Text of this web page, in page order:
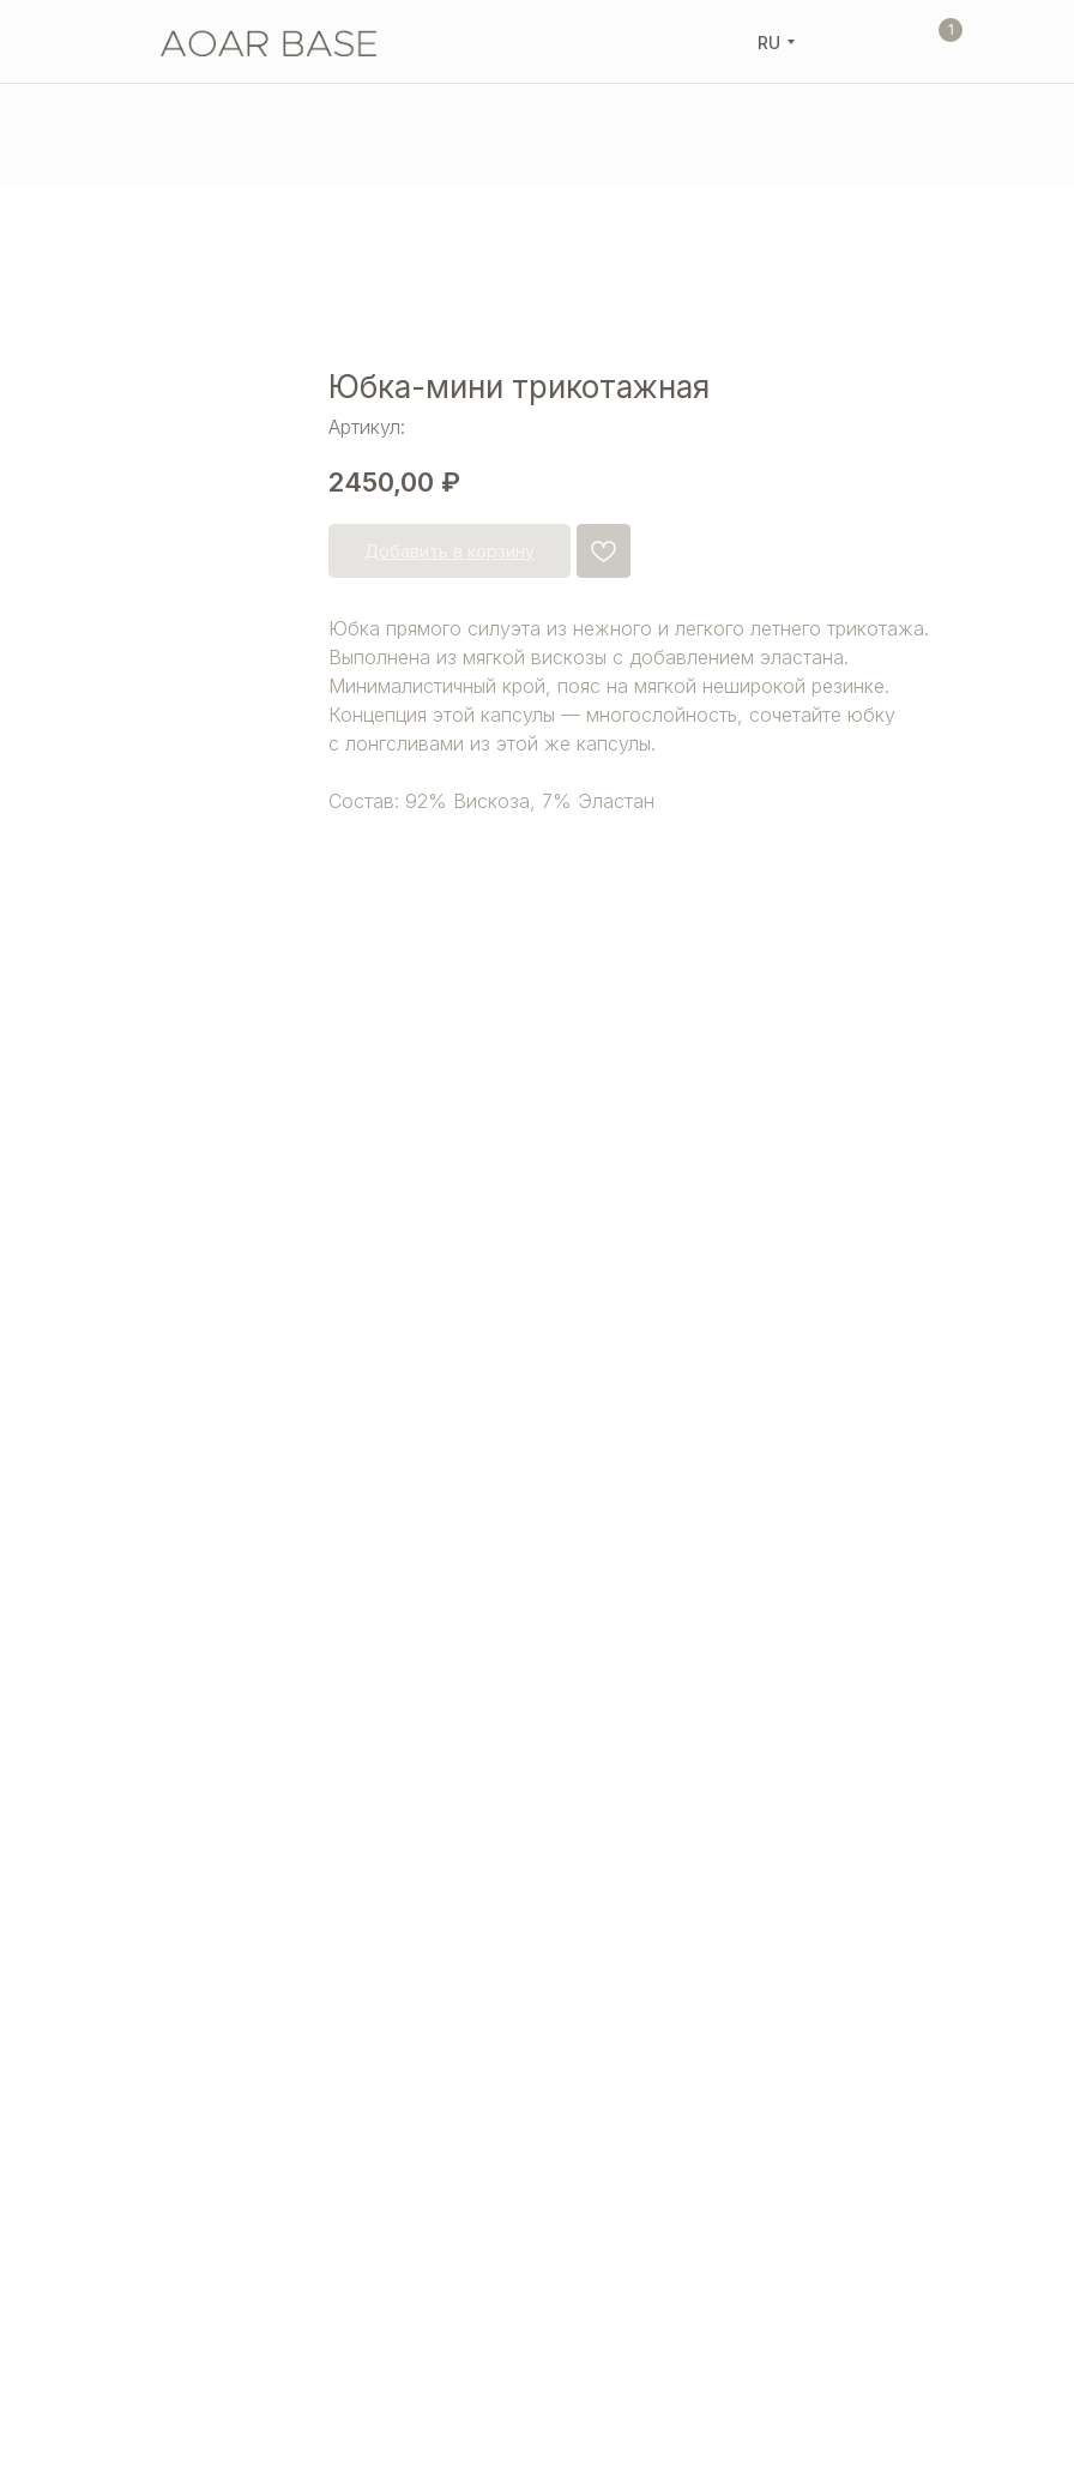
1
RU
Юбка-мини трикотажная
Артикул:
2450,00 ₽
Юбка прямого силуэта из нежного и легкого летнего трикотажа.
Выполнена из мягкой вискозы с добавлением эластана.
Минималистичный крой, пояс на мягкой неширокой резинке.
Концепция этой капсулы — многослойность, сочетайте юбку
с лонгсливами из этой же капсулы.
Состав: 92% Вискоза, 7% Эластан